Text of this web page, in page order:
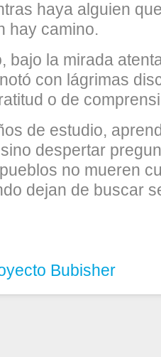
haya alguien
hay camino.
bajo la mirada
con lágrimas
o de
de estudio,
despertar
no mueren
dejan de buscar
Bubisher